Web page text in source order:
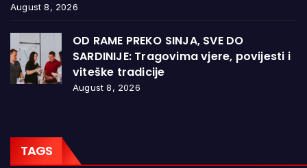
August 8, 2026
OD RAME PREKO SINJA, SVE DO
SARDINIJE: Tragovima vjere, povijesti i
viteške tradicije
August 8, 2026
TAGS